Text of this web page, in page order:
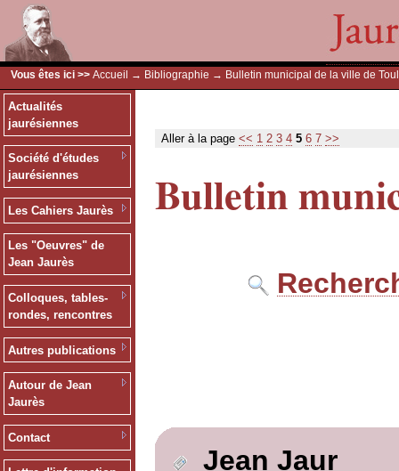
Vous êtes ici >> Accueil → Bibliographie → Bulletin municipal de la ville de
Actualités
jaurésiennes
Société d'études
jaurésiennes
Les Cahiers Jaurès
Les "Oeuvres" de
Jean Jaurès
Colloques, tables-
rondes, rencontres
Autres publications
Autour de Jean
Jaurès
Contact
Aller à la page << 1 2 3 4 5 6 7 >>
Bulletin
Jean Jaur